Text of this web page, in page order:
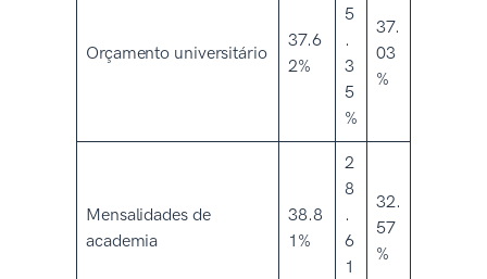
Orçamento universitário
37.6
2%
5
.
3
5
%
37.
03
%
Mensalidades de
academia
38.8
1%
2
8
.
6
1
32.
57
%